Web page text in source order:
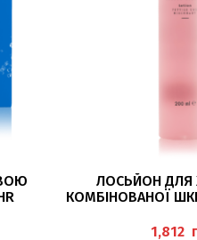
ДОДАТИ
ЛОСЬЙОН ДЛЯ
КОМБІНОВАНОЇ